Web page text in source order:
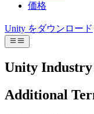
価格
Unityエンジン
任意のプラットフォ
チームでの共同作業
3Dコラボレーション
リアルタイムで3D
没入型環境でのトレ
ドキュメント
公式ユーザーマニュ
開発者ツール
ディスカッション
議論、問題解決、つ
イベント
Unity Learn
Unityトレーナーでチ
ヘルプを得る
Unityで成功するため
専門的なサポートで
Unity をダウンロード
Unity Industry
Additional